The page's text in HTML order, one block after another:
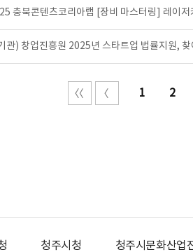
충북콘텐츠코리아랩 [장비 마스터링] 레이
관) 창업진흥원 2025년 스타트업 법률지원,
1 2
청주시청 청주시문화산업